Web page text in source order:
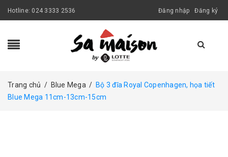
Hotline: 024 3333 2536 Đăng nhập Đăng ký
Trang chủ / Blue Mega / Bộ 3 đĩa Royal Copenhagen, họa tiết
Blue Mega 11cm-13cm-15cm